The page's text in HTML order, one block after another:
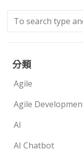
分類
Agile
Agile
AI
AI Chatbot